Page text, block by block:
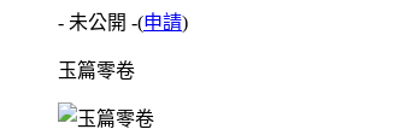
- 未公開 -(申請)
玉篇零卷